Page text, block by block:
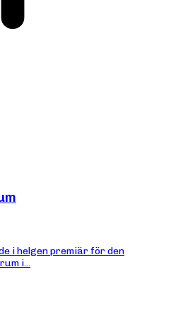
i helgen premiär för den
i...